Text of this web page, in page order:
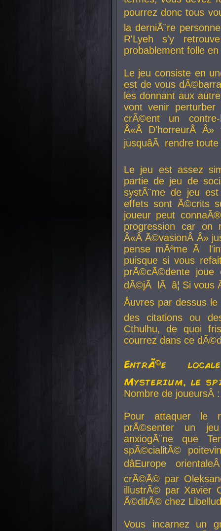
pourrez donc tous
la derniÃ¨re
R'Lyeh s'y
probablement folle
Le jeu consiste en
est de vous
les donnant aux
vont venir perturber
crÃ©ent un
Â«Â D'horreurÂ
jusquâÃ rendre
Le jeu est assez
partie de jeu de
systÃ¨me de jeu
effets sont Ã©crits
joueur peut
progression car
Â«Â Ã©vasionÂ Â»
pense mÃªme Ã
puisque si vous
prÃ©cÃ©dente
dÃ©jÃ lÃ â¦ Si vous
Åuvres par dessus
des citations ou
Cthulhu, de quoi
courrez dans ce
EntrÃ©e
Mysterium, le
Nombre de
Pour attaquer le
prÃ©senter un
anxiogÃ¨ne que
spÃ©cialitÃ©
dâEurope
crÃ©Ã© par
illustrÃ© par Xavier
Ã©ditÃ© chez
Vous incarnez un